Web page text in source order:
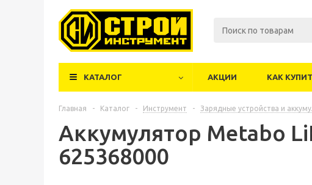
КАТАЛОГ АКЦИИ КАК
Главная - Каталог - Инструмент - Зарядные устройства и
Аккумулятор Metabo
625368000